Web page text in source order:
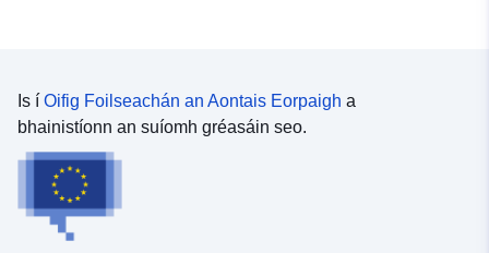
Is í Oifig Foilseachán an Aontais Eorpaigh a
bhainistíonn an suíomh gréasáin seo.